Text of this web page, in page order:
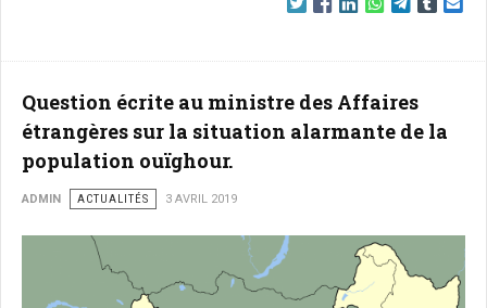
Question écrite au ministre des Affaires
étrangères sur la situation alarmante de la
population ouïghour.
ADMIN ACTUALITÉS 3 AVRIL 2019